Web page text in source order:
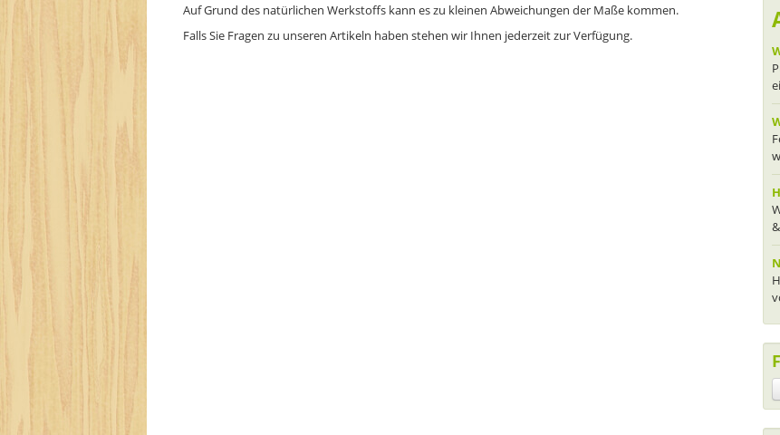
Auf Grund des natürlichen Werkstoffs kann es zu kleinen Abweichungen der Maße kommen.
Falls Sie Fragen zu unseren Artikeln haben stehen wir Ihnen jederzeit zur Verfügung.